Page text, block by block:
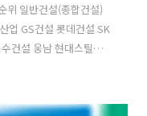
위 일반건설(종합건설)
업 GS건설 롯데건설 SK
건설 웅남 현대스틸산
건출사사무소(창조건축)